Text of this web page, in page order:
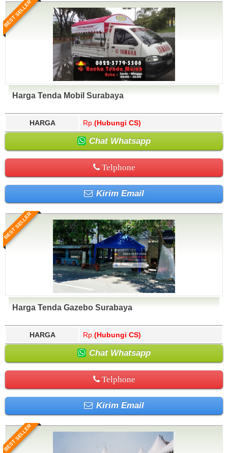
BEST SELLER
Harga Tenda Mobil Surabaya
HARGA Rp. (Hubungi CS)
Chat Whatsapp
Telphone
Kirim Email
BEST SELLER
Harga Tenda Gazebo Surabaya
HARGA Rp. (Hubungi CS)
Chat Whatsapp
Telphone
Kirim Email
BEST SELLER